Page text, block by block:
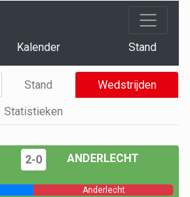
Kalender Stand
Stand
Wedstrijden
Statistieken
2-0 ANDERLECHT
Anderlecht